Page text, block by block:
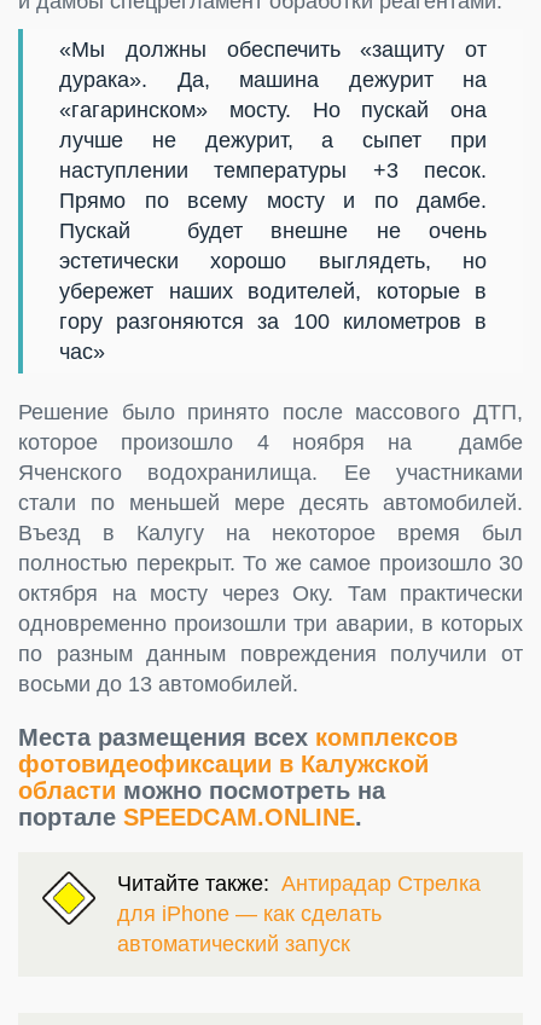
«Мы должны обеспечить «защиту от
дурака». Да, машина дежурит на
«гагаринском» мосту. Но пускай она
лучше не дежурит, а сыпет при
наступлении температуры +3 песок.
Прямо по всему мосту и по дамбе.
Пускай будет внешне не очень
эстетически хорошо выглядеть, но
убережет наших водителей, которые в
гору разгоняются за 100 километров в
час»
Решение было принято после массового ДТП,
которое произошло 4 ноября на дамбе
Яченского водохранилища. Ее участниками
стали по меньшей мере десять автомобилей.
Въезд в Калугу на некоторое время был
полностью перекрыт. То же самое произошло 30
октября на мосту через Оку. Там практически
одновременно произошли три аварии, в которых
по разным данным повреждения получили от
восьми до 13 автомобилей.
Места размещения всех комплексов
фотовидеофиксации в Калужской
области можно посмотреть на
портале SPEEDCAM.ONLINE.
Читайте также: Антирадар Стрелка
для iPhone — как сделать
автоматический запуск